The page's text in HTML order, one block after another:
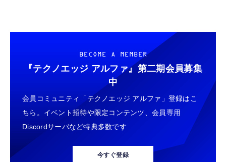
BECOME A MEMBER
『テクノエッジ アルファ』 第二期会員募集
中
会員コミュニティ「テクノエッジ アルファ」登録はこ
ちら。イベント招待や限定コンテンツ、会員専用
Discordサーバなど特典多数です
今すぐ登録